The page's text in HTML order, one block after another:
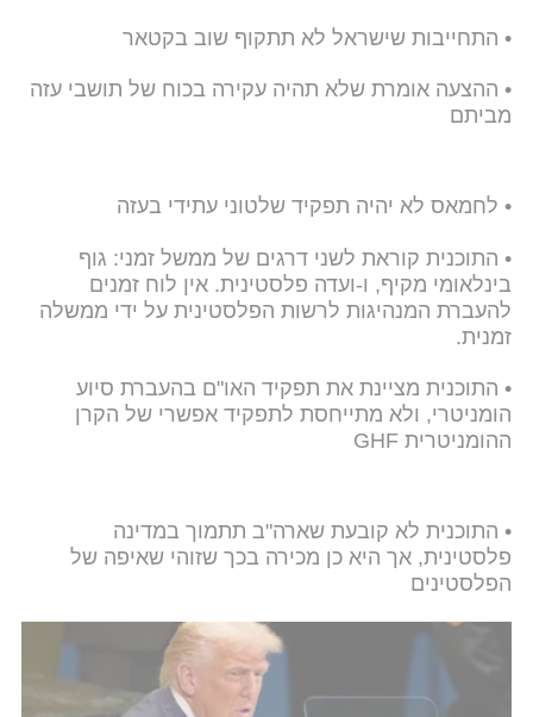
• התחייבות ש⁠ישראל לא תתקוף שוב בקטאר
• ⁠ההצעה אומרת שלא תהיה עקירה בכוח של תושבי עזה
מביתם
• לחמאס לא יהיה תפקיד שלטוני עתידי בעזה
• ⁠התוכנית קוראת לשני דרגים של ממשל זמני: גוף
בינלאומי מקיף, ו-ועדה פלסטינית. אין לוח זמנים
להעברת המנהיגות לרשות הפלסטינית על ידי ממשלה
זמנית.
• ⁠התוכנית מציינת את תפקיד האו"ם בהעברת סיוע
הומניטרי, ולא מתייחסת לתפקיד אפשרי של הקרן
ההומניטרית GHF
• ⁠התוכנית לא קובעת שארה"ב תתמוך במדינה
פלסטינית, אך היא כן מכירה בכך שזוהי שאיפה של
הפלסטינים